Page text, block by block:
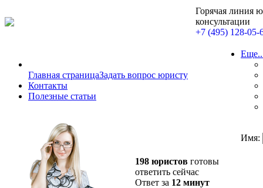
Горячая линия
консультации
+7 (495) 128-05-
Главная страницаЗадать вопрос юристу
Контакты
Полезные статьи
198 юристов готовы
ответить сейчас
Ответ за 12 минут
Имя: